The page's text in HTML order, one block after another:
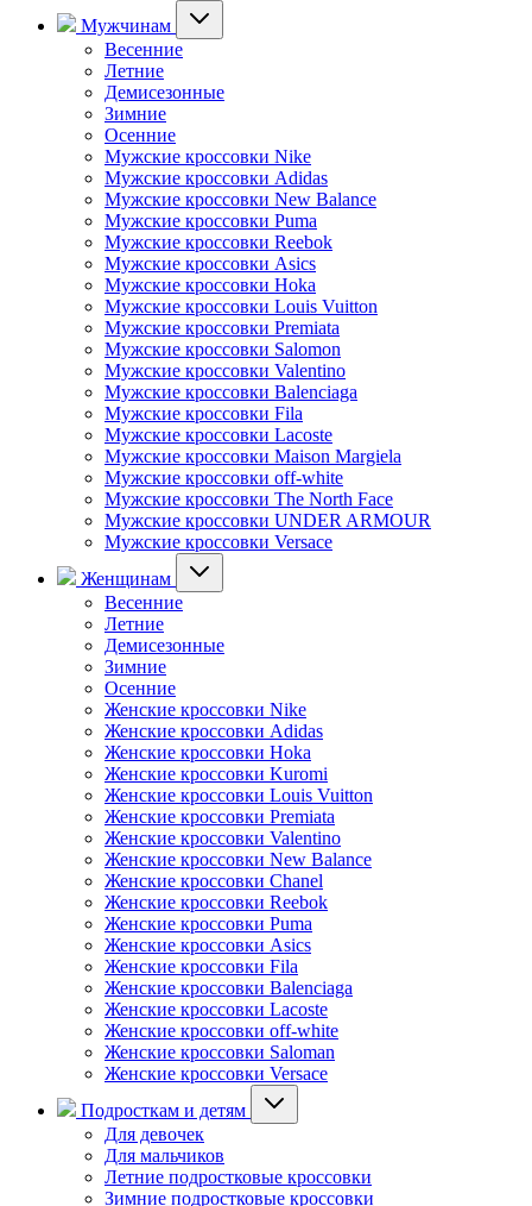
Мужчинам
Весенние
Летние
Демисезонные
Зимние
Осенние
Мужские кроссовки Nike
Мужские кроссовки Adidas
Мужские кроссовки New Balance
Мужские кроссовки Puma
Мужские кроссовки Reebok
Мужские кроссовки Asics
Мужские кроссовки Hoka
Мужские кроссовки Louis Vuitton
Мужские кроссовки Premiata
Мужские кроссовки Salomon
Мужские кроссовки Valentino
Мужские кроссовки Balenciaga
Мужские кроссовки Fila
Мужские кроссовки Lacoste
Мужские кроссовки Maison Margiela
Мужские кроссовки off-white
Мужские кроссовки The North Face
Мужские кроссовки UNDER ARMOUR
Мужские кроссовки Versace
Женщинам
Весенние
Летние
Демисезонные
Зимние
Осенние
Женские кроссовки Nike
Женские кроссовки Adidas
Женские кроссовки Hoka
Женские кроссовки Kuromi
Женские кроссовки Louis Vuitton
Женские кроссовки Premiata
Женские кроссовки Valentino
Женские кроссовки New Balance
Женские кроссовки Chanel
Женские кроссовки Reebok
Женские кроссовки Puma
Женские кроссовки Asics
Женские кроссовки Fila
Женские кроссовки Balenciaga
Женские кроссовки Lacoste
Женские кроссовки off-white
Женские кроссовки Saloman
Женские кроссовки Versace
Подросткам и детям
Для девочек
Для мальчиков
Летние подростковые кроссовки
Зимние подростковые кроссовки